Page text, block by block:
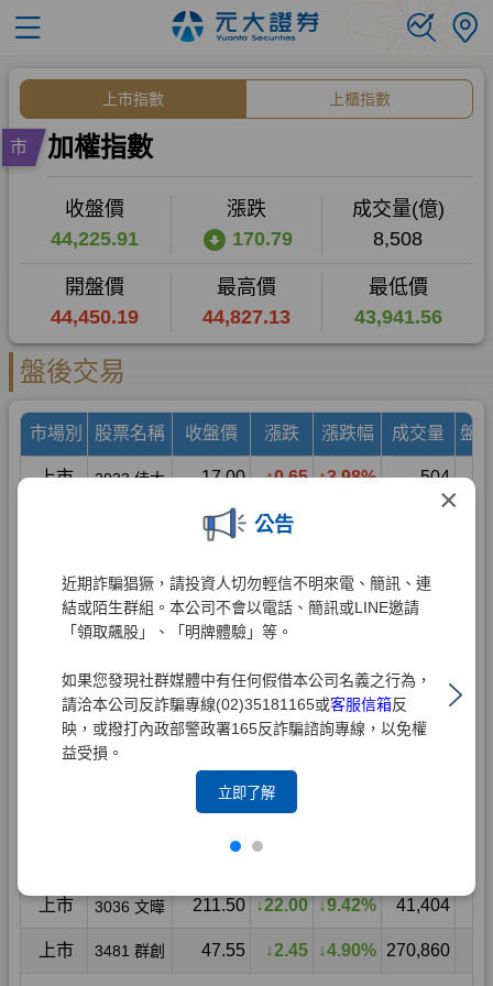
×
公告
近期詐騙猖獗，請投資人切勿輕信不明來電、簡訊、連
結或陌生群組。本公司不會以電話、簡訊或LINE邀請
「領取飆股」、「明牌體驗」等。
如果您發現社群媒體中有任何假借本公司名義之行為，
請洽本公司反詐騙專線(02)35181165或客服信箱反
映，或撥打內政部警政署165反詐騙諮詢專線，以免權
益受損。
立即了解